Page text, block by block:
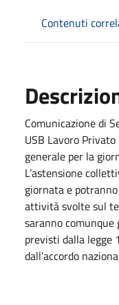
Contenuti
Comunicazione di
USB Lavoro
generale per la
L’astensione
giornata e
attività svolte sul
saranno
previsti dalla legge
dall’accordo